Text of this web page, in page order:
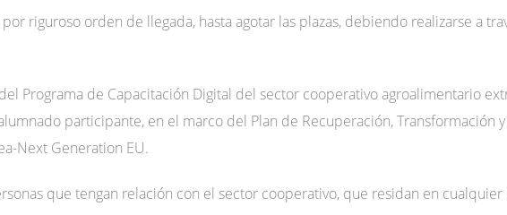
riguroso orden de llegada, hasta agotar las plazas, debiendo realizarse a
Programa de Capacitación Digital del sector cooperativo agroalimentario
participante, en el marco del Plan de Recuperación, Transformación
Next Generation EU.
que tengan relación con el sector cooperativo, que residan en